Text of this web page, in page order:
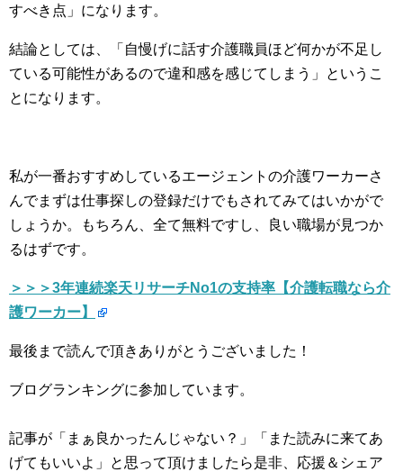
すべき点」になります。
結論としては、「自慢げに話す介護職員ほど何かが不足し
ている可能性があるので違和感を感じてしまう」というこ
とになります。
私が一番おすすめしているエージェントの介護ワーカーさ
んでまずは仕事探しの登録だけでもされてみてはいかがで
しょうか。もちろん、全て無料ですし、良い職場が見つか
るはずです。
＞＞＞3年連続楽天リサーチNo1の支持率【介護転職なら介
護ワーカー】
最後まで読んで頂きありがとうございました！
ブログランキングに参加しています。
記事が「まぁ良かったんじゃない？」「また読みに来てあ
げてもいいよ」と思って頂けましたら是非、応援＆シェア